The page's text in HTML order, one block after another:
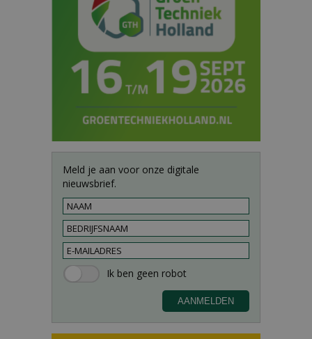
Meld je aan voor onze digitale
nieuwsbrief.